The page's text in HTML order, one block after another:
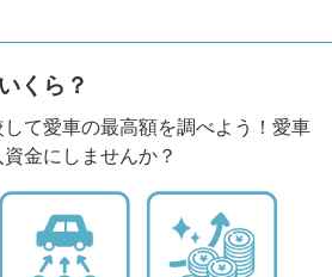
くら？
て愛車の最高額を調べよう！愛車
金にしませんか？